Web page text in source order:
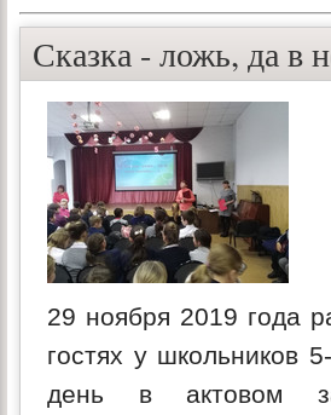
Сказка - ложь, да в
29 ноября 2019 года
гостях у школьников
день в актовом